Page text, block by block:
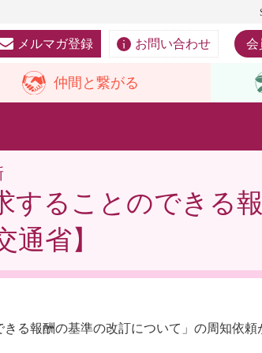
メルマガ登録 お問い合わせ 会
仲間と 繋がる
することのできる
通省】
る報酬の基準の改訂について」の周知依頼